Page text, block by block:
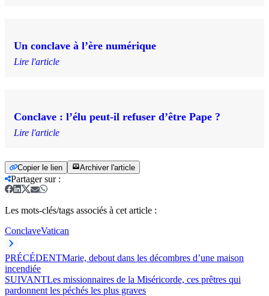
Un conclave à l’ère numérique
Lire l'article
Conclave : l’élu peut-il refuser d’être Pape ?
Lire l'article
Copier le lien Archiver l'article
Partager sur:
Les mots-clés/tags associés à cet article :
ConclaveVatican
PRÉCÉDENTMarie, debout dans les décombres d’une maison
incendiée
SUIVANTLes missionnaires de la Miséricorde, ces prêtres qui
pardonnent les péchés les plus graves